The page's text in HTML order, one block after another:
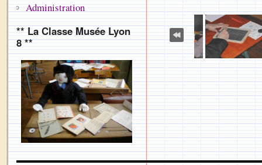
Administration
** La Classe Musée Lyon
8 **